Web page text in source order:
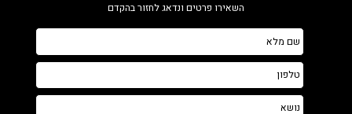
השאירו פרטים ונדאג לחזור בהקדם